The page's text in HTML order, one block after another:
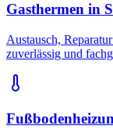
Gasthermen in
Austausch,
zuverlässig und